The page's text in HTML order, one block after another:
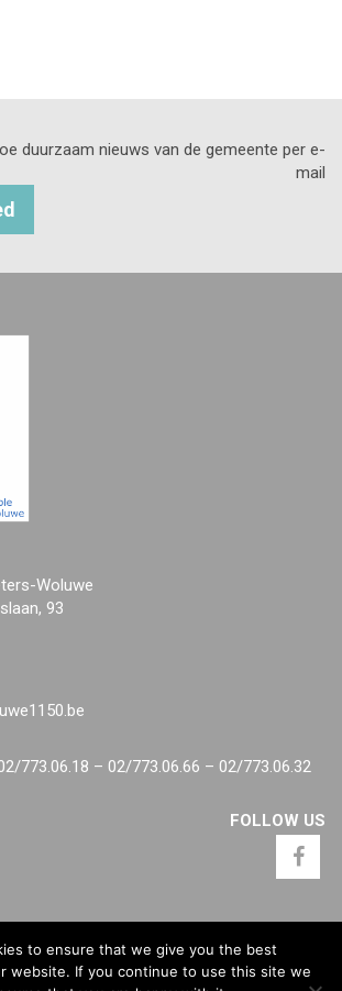
duurzaam nieuws van de gemeente per e-
mail
Woluwe
93
773.06.18 – 02/773.06.66 – 02/773.06.32
FOLLOW US
to ensure that we give you the best
website. If you continue to use this site we